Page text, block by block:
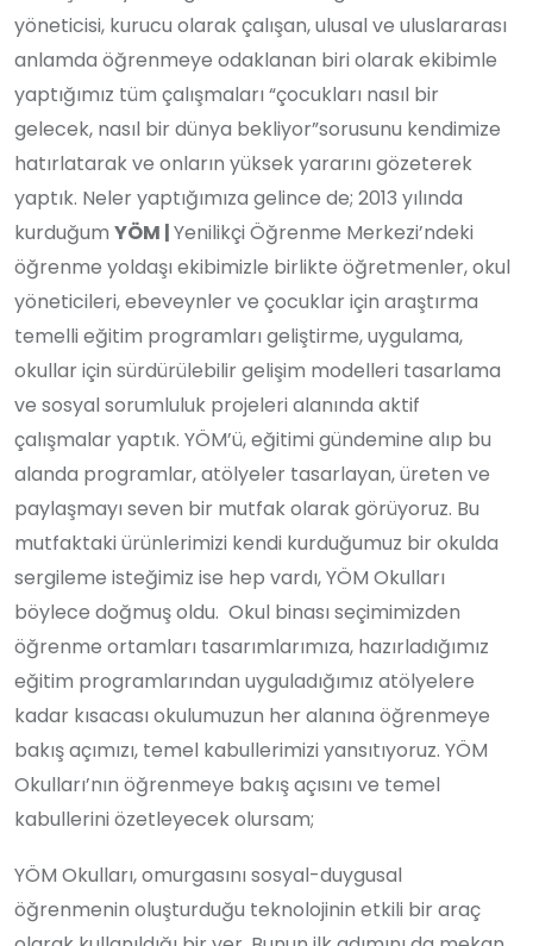
yöneticisi, kurucu olarak çalışan, ulusal ve uluslararası
anlamda öğrenmeye odaklanan biri olarak ekibimle
yaptığımız tüm çalışmaları “çocukları nasıl bir
gelecek, nasıl bir dünya bekliyor”sorusunu kendimize
hatırlatarak ve onların yüksek yararını gözeterek
yaptık. Neler yaptığımıza gelince de; 2013 yılında
kurduğum YÖM |Yenilikçi Öğrenme Merkezi’ndeki
öğrenme yoldaşı ekibimizle birlikte öğretmenler, okul
yöneticileri, ebeveynler ve çocuklar için araştırma
temelli eğitim programları geliştirme, uygulama,
okullar için sürdürülebilir gelişim modelleri tasarlama
ve sosyal sorumluluk projeleri alanında aktif
çalışmalar yaptık. YÖM’ü, eğitimi gündemine alıp bu
alanda programlar, atölyeler tasarlayan, üreten ve
paylaşmayı seven bir mutfak olarak görüyoruz. Bu
mutfaktaki ürünlerimizi kendi kurduğumuz bir okulda
sergileme isteğimiz ise hep vardı, YÖM Okulları
böylece doğmuş oldu. Okul binası seçimimizden
öğrenme ortamları tasarımlarımıza, hazırladığımız
eğitim programlarından uyguladığımız atölyelere
kadar kısacası okulumuzun her alanına öğrenmeye
bakış açımızı, temel kabullerimizi yansıtıyoruz. YÖM
Okulları’nın öğrenmeye bakış açısını ve temel
kabullerini özetleyecek olursam;
YÖM Okulları, omurgasını sosyal-duygusal
öğrenmenin oluşturduğu teknolojinin etkili bir araç